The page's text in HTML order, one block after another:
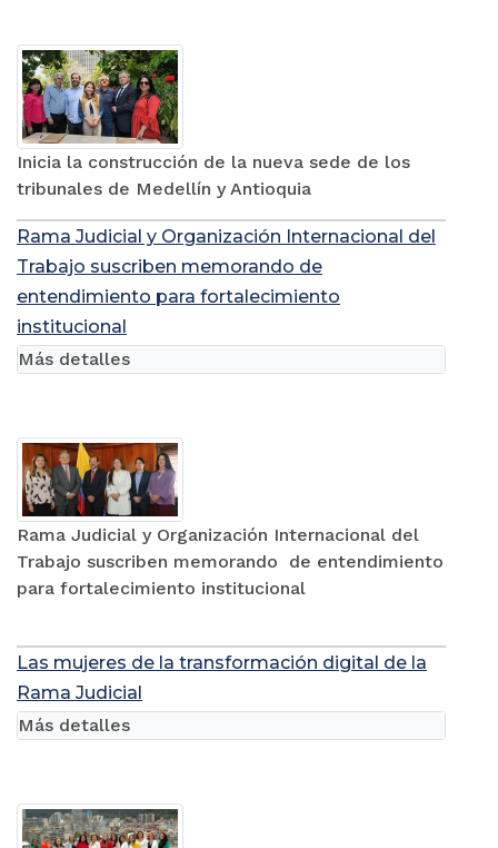
Inicia la construcción de la nueva sede de los
tribunales de Medellín y Antioquia
Rama Judicial y Organización Internacional del
Trabajo suscriben memorando de
entendimiento para fortalecimiento
institucional
Rama Judicial y Organización Internacional del
Trabajo suscriben memorando de entendimiento
para fortalecimiento institucional
Más detalles
Las mujeres de la transformación digital de la
Rama Judicial
Más detalles